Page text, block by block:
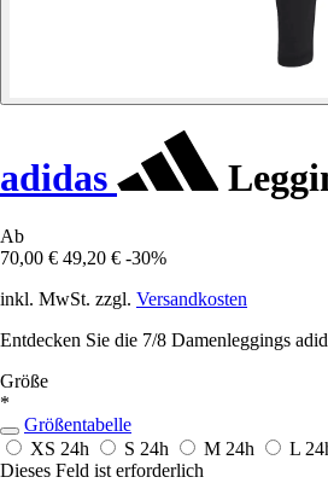
adidas
Ab
70,00 € 49,20 € -30%
inkl. MwSt. zzgl. Versandkosten
Entdecken Sie die 7/8 Damenleggings
Größe
*
Größentabelle
XS 24h S 24h M 24h L
Dieses Feld ist erforderlich